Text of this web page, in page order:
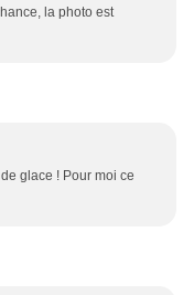
la photo est
glace ! Pour moi ce